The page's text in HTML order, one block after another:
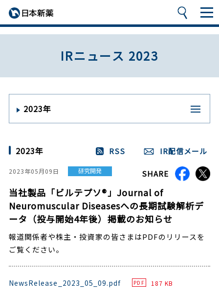
IRニュース 2023
2023年
2023年 RSS IR配信メール
2023年05月09日 研究開発 SHARE
当社製品「ビルテプソ®」Journal of
Neuromuscular Diseasesへの長期試験解析デ
ータ（投与開始4年後）掲載のお知らせ
報道関係者や株主・投資家の皆さまはPDFのリリースを
ご覧ください。
NewsRelease_2023_05_09.pdf PDF 187 KB